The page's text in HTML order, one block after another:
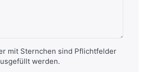
mit Sternchen sind Pflichtfelder
werden.